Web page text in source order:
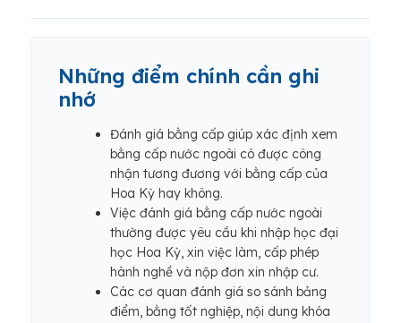
Những điểm chính cần ghi
nhớ
Đánh giá bằng cấp giúp xác định xem
bằng cấp nước ngoài có được công
nhận tương đương với bằng cấp của
Hoa Kỳ hay không.
Việc đánh giá bằng cấp nước ngoài
thường được yêu cầu khi nhập học đại
học Hoa Kỳ, xin việc làm, cấp phép
hành nghề và nộp đơn xin nhập cư.
Các cơ quan đánh giá so sánh bảng
điểm, bằng tốt nghiệp, nội dung khóa